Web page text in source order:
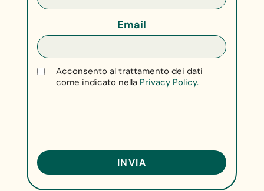
Email
Acconsento al trattamento dei dati
come indicato nella Privacy Policy.